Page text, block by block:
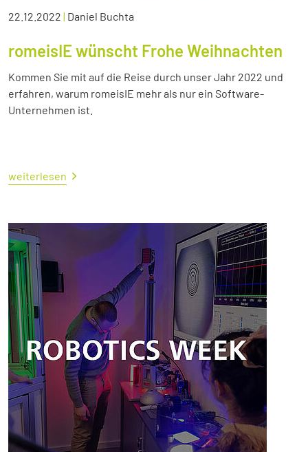
22.12.2022 | Daniel Buchta
romeisIE wünscht Frohe Weihnachten
Kommen Sie mit auf die Reise durch unser Jahr 2022 und
erfahren, warum romeisIE mehr als nur ein Software-
Unternehmen ist.
weiterlesen